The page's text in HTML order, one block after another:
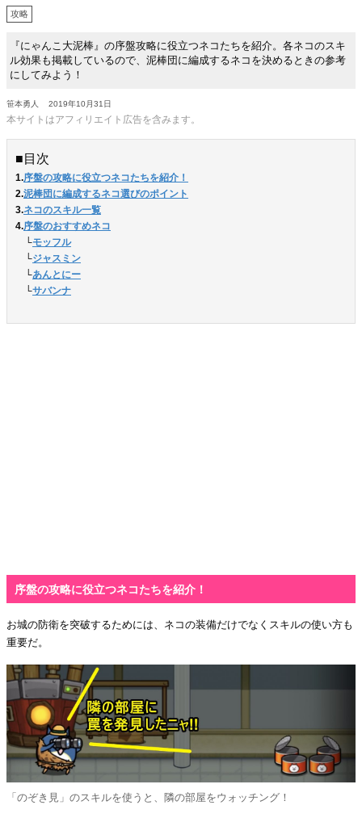
攻略
『にゃんこ大泥棒』の序盤攻略に役立つネコたちを紹介。各ネコのスキ
ル効果も掲載しているので、泥棒団に編成するネコを決めるときの参考
にしてみよう！
笹本勇人 2019年10月31日
本サイトはアフィリエイト広告を含みます。
■目次
1.序盤の攻略に役立つネコたちを紹介！
2.泥棒団に編成するネコ選びのポイント
3.ネコのスキル一覧
4.序盤のおすすめネコ
└モッフル
└ジャスミン
└あんとにー
└サバンナ
序盤の攻略に役立つネコたちを紹介！
お城の防衛を突破するためには、ネコの装備だけでなくスキルの使い方も
重要だ。
「のぞき見」のスキルを使うと、隣の部屋をウォッチング！